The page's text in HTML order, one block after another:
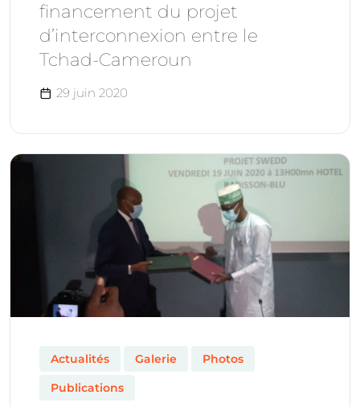
financement du projet
d’interconnexion entre le
Tchad-Cameroun
29 juin 2020
Actualités Galerie
Photos
Publications